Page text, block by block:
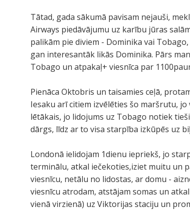
Tātad, gada sākumā pavisam nejauši,
Airways piedāvājumu uz karību jūras
palikām pie diviem - Dominika vai
gan interesantāk likās Dominika. Pārs
Tobago un atpakaļ+ viesnīca par
Pienāca Oktobris un taisamies ceļā,
Iesaku arī citiem izvēlēties šo maršrutu,
lētākais, jo lidojums uz Tobago notiek
dārgs, līdz ar to visa starpība izkūpēs uz
Londonā ielidojam 1dienu iepriekš, jo
terminālu, atkal iečekoties,iziet muitu un
viesnīcu, netālu no lidostas, ar domu -
viesnīcu atrodam, atstājam somas un
vienā virzienā) uz Viktorijas staciju un